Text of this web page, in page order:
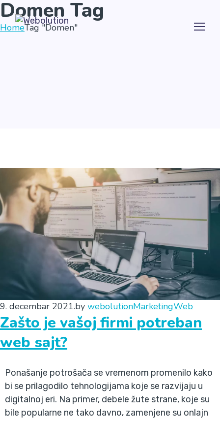
Domen Tag
HomeTag "Domen"
9. decembar 2021.by webolutionMarketingWeb
Zašto je vašoj firmi potreban
web sajt?
Ponašanje potrošača se vremenom promenilo kako
bi se prilagodilo tehnologijama koje se razvijaju u
digitalnoj eri. Na primer, debele žute strane, koje su
bile popularne ne tako davno, zamenjene su onlajn